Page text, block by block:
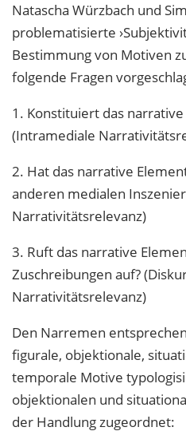
Natascha Würzbach und
problematisierte
Bestimmung von Motiven
folgende Fragen
1. Konstituiert das
(Intramediale
2. Hat das narrative
anderen medialen
Narrativitätsrelevanz)
3. Ruft das narrative
Zuschreibungen auf?
Narrativitätsrelevanz)
Den Narremen
figurale, objektionale,
temporale Motive
objektionalen und
der Handlung zugeordnet: